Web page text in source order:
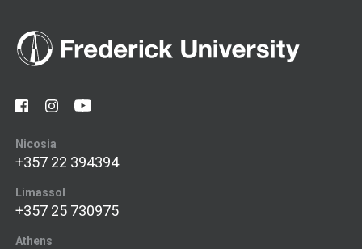
Nicosia
+357 22 394394
Limassol
+357 25 730975
Athens